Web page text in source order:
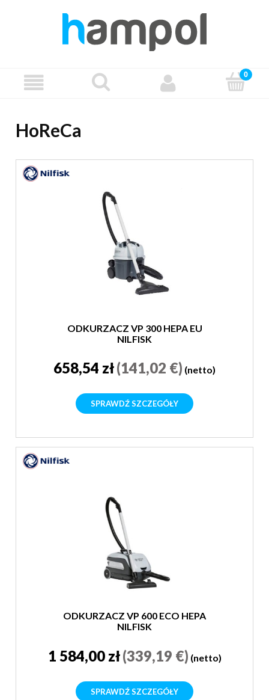
HoReCa
ODKURZACZ VP 300 HEPA EU
NILFISK
658,54 zł(141,02 €) (netto)
SPRAWDŹ SZCZEGÓŁY
ODKURZACZ VP 600 ECO HEPA
NILFISK
1 584,00 zł(339,19 €) (netto)
SPRAWDŹ SZCZEGÓŁY